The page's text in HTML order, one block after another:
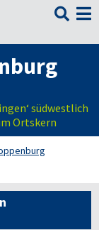

südwestlich
Ortskern